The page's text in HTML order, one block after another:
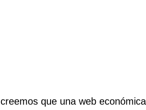
creemos que una web económica